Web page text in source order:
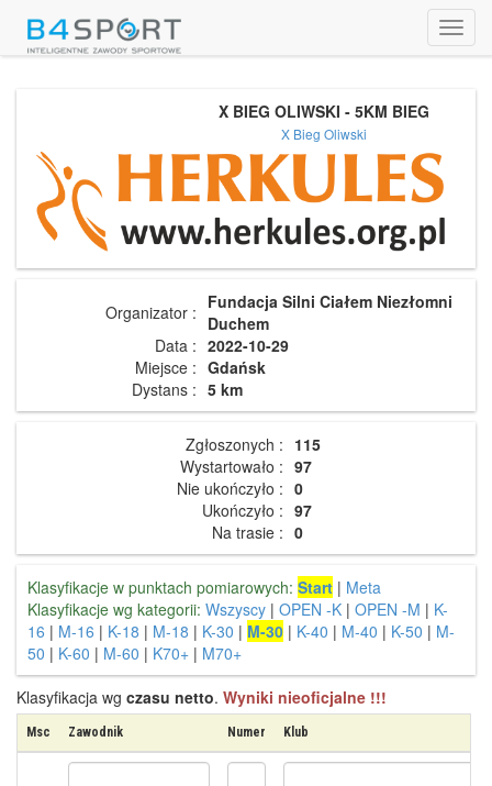
X BIEG OLIWSKI - 5KM BIEG
X Bieg Oliwski
Organizator : Fundacja Silni Ciałem Niezłomni
Duchem
Data : 2022-10-29
Miejsce : Gdańsk
Dystans : 5 km
Zgłoszonych : 115
Wystartowało : 97
Nie ukończyło : 0
Ukończyło : 97
Na trasie : 0
Klasyfikacje w punktach pomiarowych: Start | Meta
Klasyfikacje wg kategorii: Wszyscy | OPEN -K | OPEN -M | K-
16 | M-16 | K-18 | M-18 | K-30 | M-30 | K-40 | M-40 | K-50 | M-
50 | K-60 | M-60 | K70+ | M70+
Klasyfikacja wg czasu netto. Wyniki nieoficjalne !!!
Msc Zawodnik Numer Klub